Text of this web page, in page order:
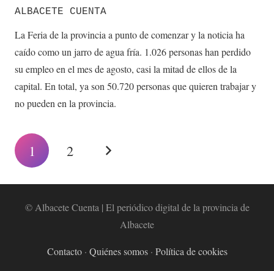
ALBACETE CUENTA
La Feria de la provincia a punto de comenzar y la noticia ha
caído como un jarro de agua fría. 1.026 personas han perdido
su empleo en el mes de agosto, casi la mitad de ellos de la
capital. En total, ya son 50.720 personas que quieren trabajar y
no pueden en la provincia.
1 2
© Albacete Cuenta | El periódico digital de la provincia de
Albacete
Contacto· Quiénes somos· Política de cookies